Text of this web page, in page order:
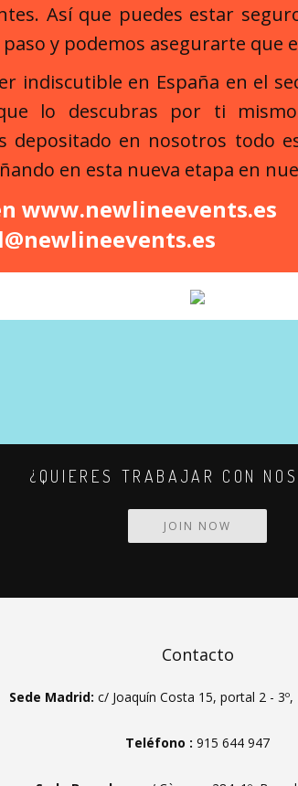
¿QUIERES TRABAJAR CON
JOIN NOW
Contacto
Sede Madrid: c/ Joaquín Costa 15, portal 2 -
Teléfono : 915 644 947
Así que puedes estar
y podemos asegurarte que
indiscutible en España en el
lo descubras por ti
depositado en nosotros todo
en esta nueva etapa en
www.newlineevents.es